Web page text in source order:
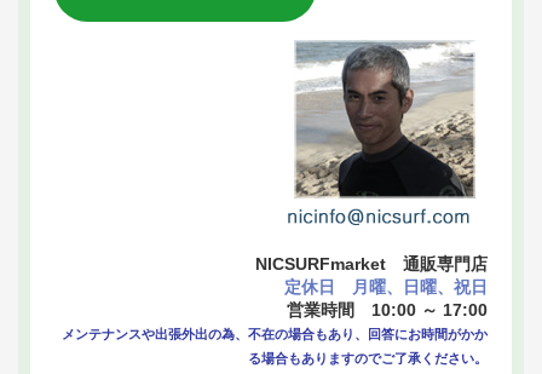
NICSURFmarket 通販専門店
定休日 月曜、日曜、祝日
営業時間 10:00 ～ 17:00
メンテナンスや出張外出の為、不在の場合もあり、回答にお時間がかか
る場合もありますのでご了承ください。